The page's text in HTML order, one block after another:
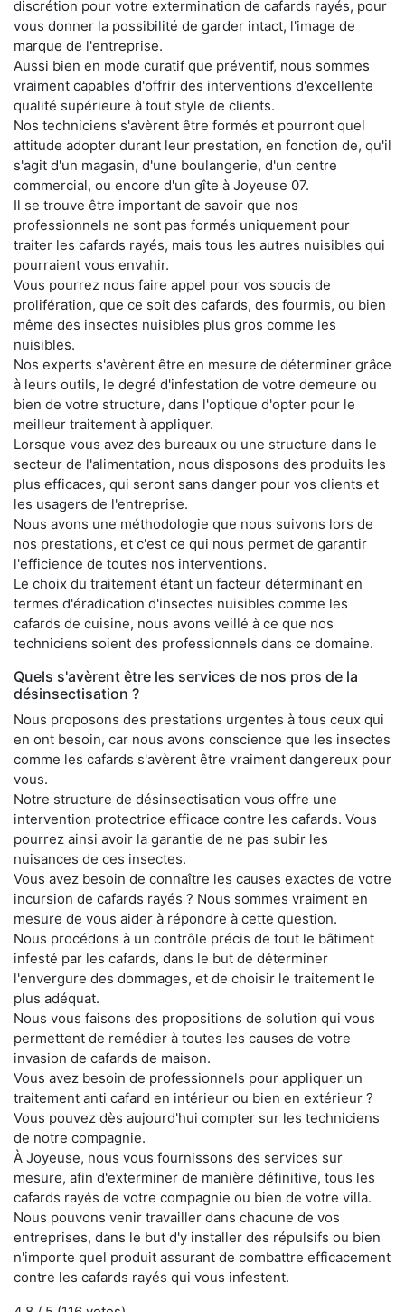
discrétion pour votre extermination de cafards rayés, pour
vous donner la possibilité de garder intact, l'image de
marque de l'entreprise.
Aussi bien en mode curatif que préventif, nous sommes
vraiment capables d'offrir des interventions d'excellente
qualité supérieure à tout style de clients.
Nos techniciens s'avèrent être formés et pourront quel
attitude adopter durant leur prestation, en fonction de, qu'il
s'agit d'un magasin, d'une boulangerie, d'un centre
commercial, ou encore d'un gîte à Joyeuse 07.
Il se trouve être important de savoir que nos
professionnels ne sont pas formés uniquement pour
traiter les cafards rayés, mais tous les autres nuisibles qui
pourraient vous envahir.
Vous pourrez nous faire appel pour vos soucis de
prolifération, que ce soit des cafards, des fourmis, ou bien
même des insectes nuisibles plus gros comme les
nuisibles.
Nos experts s'avèrent être en mesure de déterminer grâce
à leurs outils, le degré d'infestation de votre demeure ou
bien de votre structure, dans l'optique d'opter pour le
meilleur traitement à appliquer.
Lorsque vous avez des bureaux ou une structure dans le
secteur de l'alimentation, nous disposons des produits les
plus efficaces, qui seront sans danger pour vos clients et
les usagers de l'entreprise.
Nous avons une méthodologie que nous suivons lors de
nos prestations, et c'est ce qui nous permet de garantir
l'efficience de toutes nos interventions.
Le choix du traitement étant un facteur déterminant en
termes d'éradication d'insectes nuisibles comme les
cafards de cuisine, nous avons veillé à ce que nos
techniciens soient des professionnels dans ce domaine.
Quels s'avèrent être les services de nos pros de la
désinsectisation ?
Nous proposons des prestations urgentes à tous ceux qui
en ont besoin, car nous avons conscience que les insectes
comme les cafards s'avèrent être vraiment dangereux pour
vous.
Notre structure de désinsectisation vous offre une
intervention protectrice efficace contre les cafards. Vous
pourrez ainsi avoir la garantie de ne pas subir les
nuisances de ces insectes.
Vous avez besoin de connaître les causes exactes de votre
incursion de cafards rayés ? Nous sommes vraiment en
mesure de vous aider à répondre à cette question.
Nous procédons à un contrôle précis de tout le bâtiment
infesté par les cafards, dans le but de déterminer
l'envergure des dommages, et de choisir le traitement le
plus adéquat.
Nous vous faisons des propositions de solution qui vous
permettent de remédier à toutes les causes de votre
invasion de cafards de maison.
Vous avez besoin de professionnels pour appliquer un
traitement anti cafard en intérieur ou bien en extérieur ?
Vous pouvez dès aujourd'hui compter sur les techniciens
de notre compagnie.
À Joyeuse, nous vous fournissons des services sur
mesure, afin d'exterminer de manière définitive, tous les
cafards rayés de votre compagnie ou bien de votre villa.
Nous pouvons venir travailler dans chacune de vos
entreprises, dans le but d'y installer des répulsifs ou bien
n'importe quel produit assurant de combattre efficacement
contre les cafards rayés qui vous infestent.